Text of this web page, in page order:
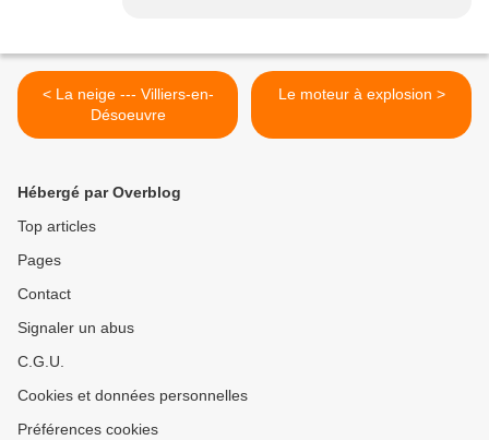
< La neige --- Villiers-en-
Désoeuvre
Le moteur à explosion >
Hébergé par Overblog
Top articles
Pages
Contact
Signaler un abus
C.G.U.
Cookies et données personnelles
Préférences cookies